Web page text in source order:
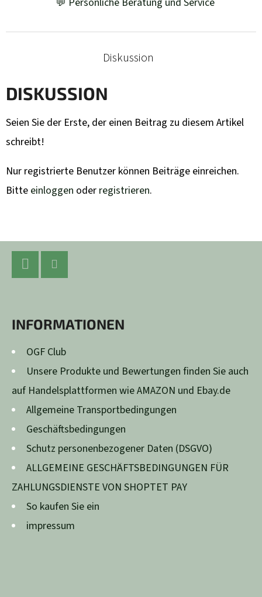
Diskussion
DISKUSSION
Seien Sie der Erste, der einen Beitrag zu diesem Artikel
schreibt!
Nur registrierte Benutzer können Beiträge einreichen.
Bitte einloggen oder registrieren.
INFORMATIONEN
OGF Club
Unsere Produkte und Bewertungen finden Sie auch
auf Handelsplattformen wie AMAZON und Ebay.de
Allgemeine Transportbedingungen
Geschäftsbedingungen
Schutz personenbezogener Daten (DSGVO)
ALLGEMEINE GESCHÄFTSBEDINGUNGEN FÜR
ZAHLUNGSDIENSTE VON SHOPTET PAY
So kaufen Sie ein
impressum